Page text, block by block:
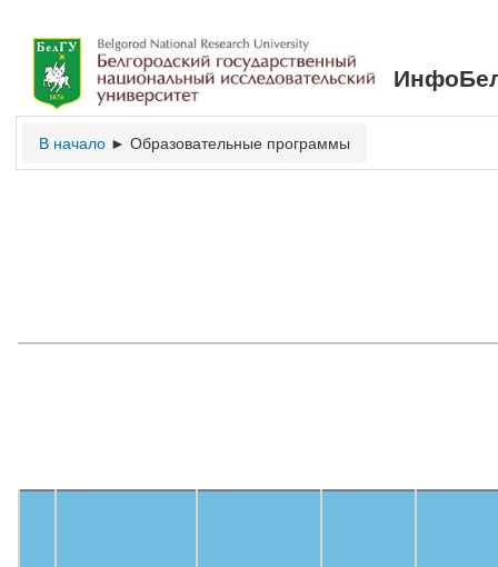
В начало ► Образовательные программы